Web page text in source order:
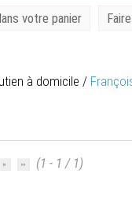
votre panier
à domicile /
(1 - 1 / 1)